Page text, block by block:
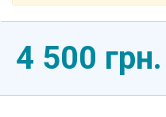
4 500 грн.